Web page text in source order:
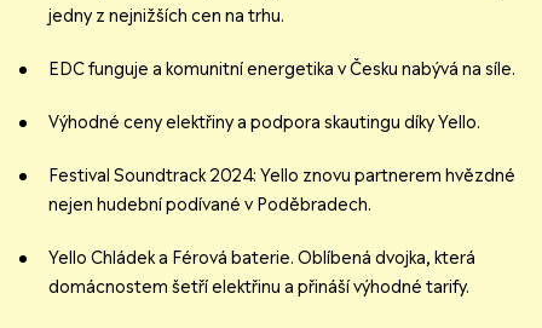
jedny z nejnižších cen na trhu.
EDC funguje a komunitní energetika v Česku nabývá na síle.
Výhodné ceny elektřiny a podpora skautingu díky Yello.
Festival Soundtrack 2024: Yello znovu partnerem hvězdné
nejen hudební podívané v Poděbradech.
Yello Chládek a Férová baterie. Oblíbená dvojka, která
domácnostem šetří elektřinu a přináší výhodné tarify.